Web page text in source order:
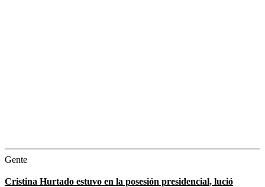
Gente
Cristina Hurtado estuvo en la posesión presidencial, lució